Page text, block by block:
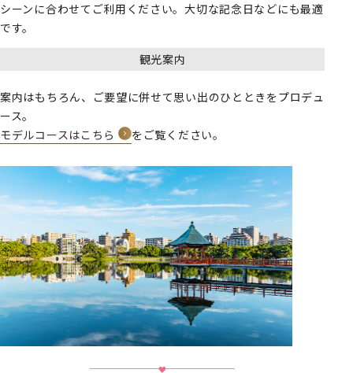
シーンに合わせてご利用ください。大切な記念日などにも最適
です。
観光案内
案内はもちろん、ご要望に併せて思い出のひとときをプロデュ
ース。
モデルコースはこちら
をご覧ください。